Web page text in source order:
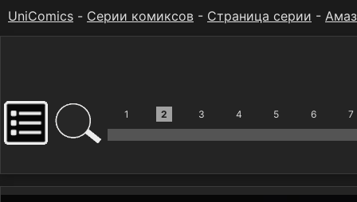
UniComics - Серии комиксов - Страница серии -
1 2 3 4 5 6 7